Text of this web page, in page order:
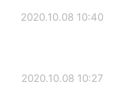
2020.10.08 10:40
2020.10.08 10:27